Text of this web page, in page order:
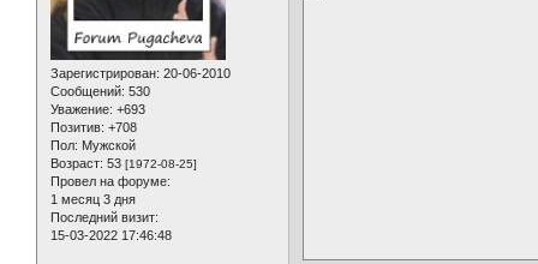
Зарегистрирован: 20-06-2010
Сообщений: 530
Уважение: +693
Позитив: +708
Пол: Мужской
Возраст: 53 [1972-08-25]
Провел на форуме:
1 месяц 3 дня
Последний визит:
15-03-2022 17:46:48